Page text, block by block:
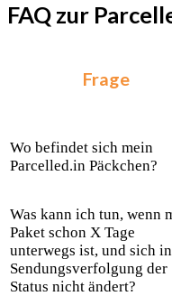
FAQ zur
Frage
Wo befindet sich mein
Parcelled.in Päckchen?
Was kann ich tun, wenn
Paket schon X Tage
unterwegs ist, und sich
Sendungsverfolgung der
Status nicht ändert?